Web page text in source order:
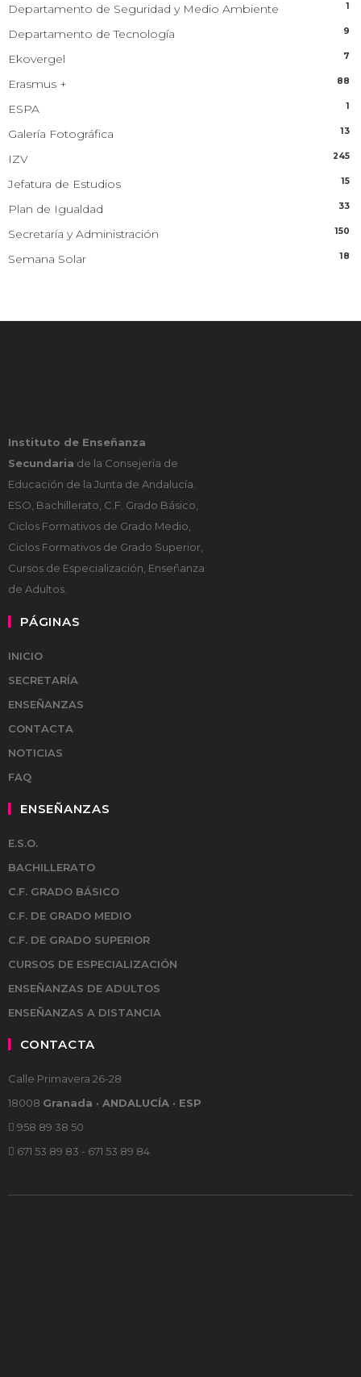
Departamento de Seguridad y Medio Ambiente 1
Departamento de Tecnología 9
Ekovergel 7
Erasmus + 88
ESPA 1
Galería Fotográfica 13
IZV 245
Jefatura de Estudios 15
Plan de Igualdad 33
Secretaría y Administración 150
Semana Solar 18
Instituto de Enseñanza
Secundaria de la Consejería de
Educación de la Junta de Andalucía.
ESO, Bachillerato, C.F. Grado Básico,
Ciclos Formativos de Grado Medio,
Ciclos Formativos de Grado Superior,
Cursos de Especialización, Enseñanza
de Adultos.
PÁGINAS
INICIO
SECRETARÍA
ENSEÑANZAS
CONTACTA
NOTICIAS
FAQ
ENSEÑANZAS
E.S.O.
BACHILLERATO
C.F. GRADO BÁSICO
C.F. DE GRADO MEDIO
C.F. DE GRADO SUPERIOR
CURSOS DE ESPECIALIZACIÓN
ENSEÑANZAS DE ADULTOS
ENSEÑANZAS A DISTANCIA
CONTACTA
Calle Primavera 26-28
18008 Granada · ANDALUCÍA · ESP
958 89 38 50
671 53 89 83 - 671 53 89 84